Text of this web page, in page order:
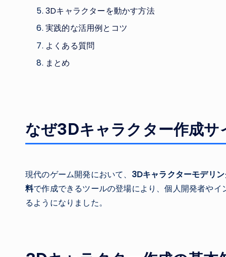
3Dキャラクターを動かす方法
実践的な活用例とコツ
よくある質問
まとめ
なぜ3Dキャラクター作成
現代のゲーム開発において、 3Dキャラクターモデリ
料で作成できるツールの登場により、個人開発者や
るようになりました。